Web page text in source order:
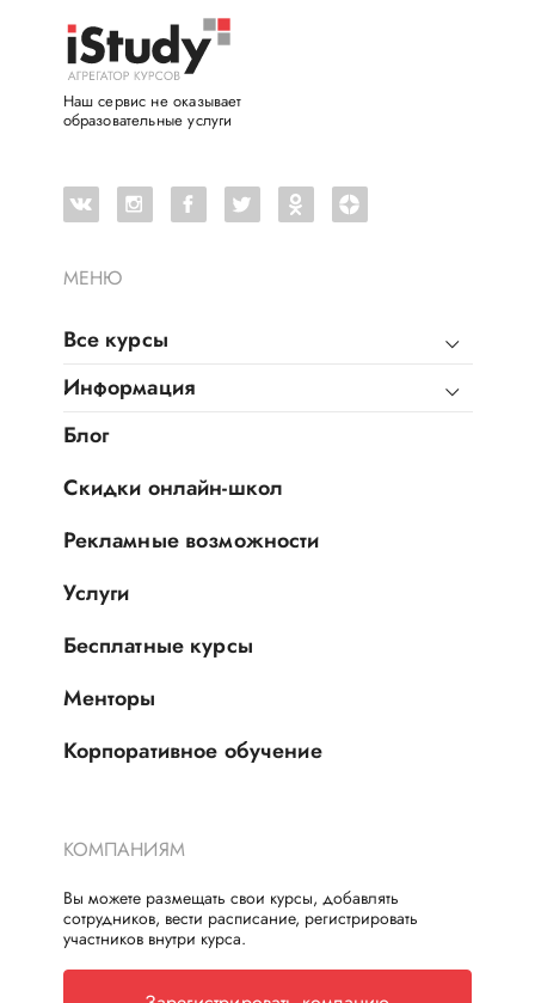
МЕНЮ
Все курсы
Информация
Блог
Скидки онлайн-школ
Рекламные возможности
Услуги
Бесплатные курсы
Менторы
Корпоративное обучение
Наш сервис не оказывает
образовательные услуги
КОМПАНИЯМ
Вы можете размещать свои курсы, добавлять
сотрудников, вести расписание, регистрировать
участников внутри курса.